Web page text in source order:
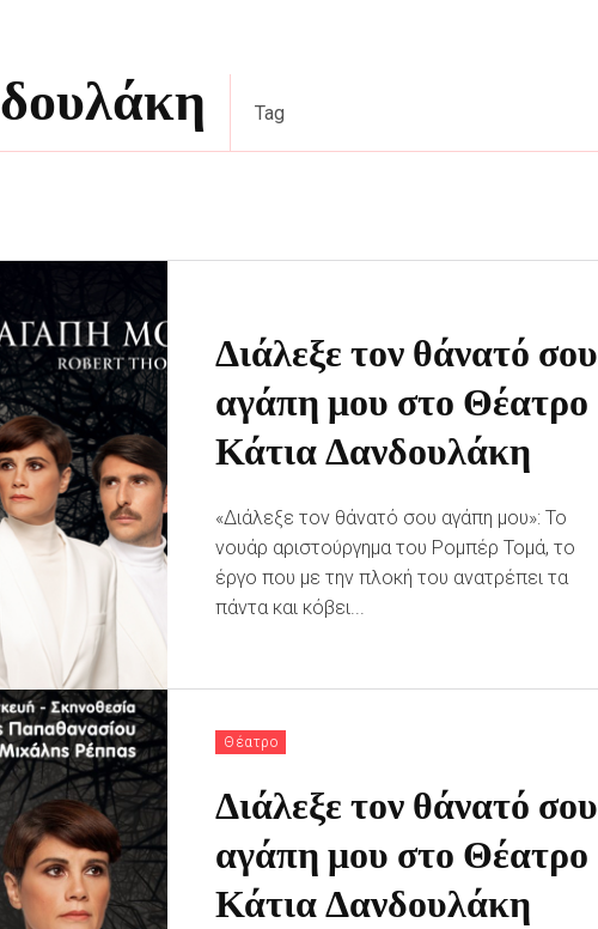
Tag
Διάλεξε τον θάνατό σου
αγάπη μου στο Θέατρο
Κάτια Δανδουλάκη
«Διάλεξε τον θάνατό σου αγάπη μου»: Το
νουάρ αριστούργημα του Ρομπέρ Τομά, το
έργο που με την πλοκή του ανατρέπει τα
πάντα και κόβει...
Θέατρο
Διάλεξε τον θάνατό σου
αγάπη μου στο Θέατρο
Κάτια Δανδουλάκη